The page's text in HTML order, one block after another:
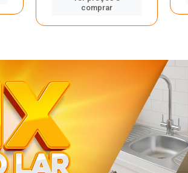
comprar